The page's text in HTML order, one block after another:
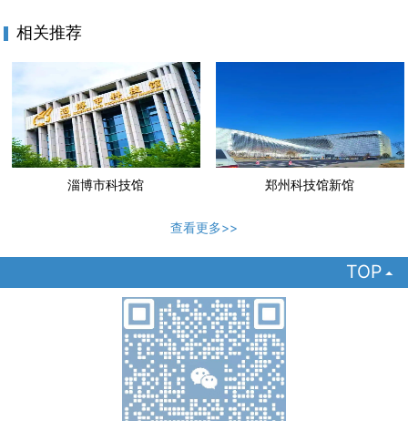
相关推荐
淄博市科技馆 郑州科技馆新馆
查看更多>>
TOP